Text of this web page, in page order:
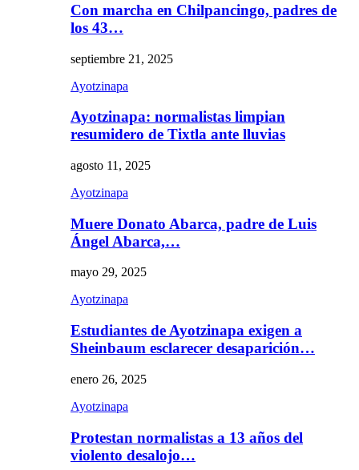
Con marcha en Chilpancingo, padres de
los 43…
septiembre 21, 2025
Ayotzinapa
Ayotzinapa: normalistas limpian
resumidero de Tixtla ante lluvias
agosto 11, 2025
Ayotzinapa
Muere Donato Abarca, padre de Luis
Ángel Abarca,…
mayo 29, 2025
Ayotzinapa
Estudiantes de Ayotzinapa exigen a
Sheinbaum esclarecer desaparición…
enero 26, 2025
Ayotzinapa
Protestan normalistas a 13 años del
violento desalojo…